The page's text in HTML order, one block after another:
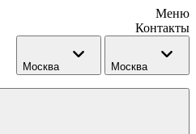
Меню
Контакты
Москва Москва